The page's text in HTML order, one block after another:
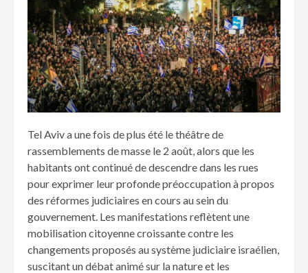
Tel Aviv a une fois de plus été le théâtre de
rassemblements de masse le 2 août, alors que les
habitants ont continué de descendre dans les rues
pour exprimer leur profonde préoccupation à propos
des réformes judiciaires en cours au sein du
gouvernement. Les manifestations reflètent une
mobilisation citoyenne croissante contre les
changements proposés au système judiciaire israélien,
suscitant un débat animé sur la nature et les